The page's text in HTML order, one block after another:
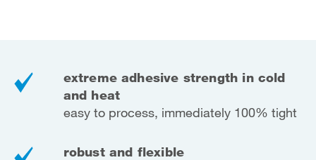
extreme adhesive strength in cold
and heat
easy to process, immediately 100% tight
robust and flexible